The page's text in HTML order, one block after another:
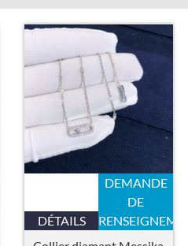
DÉTAILS
DEMANDE
DE